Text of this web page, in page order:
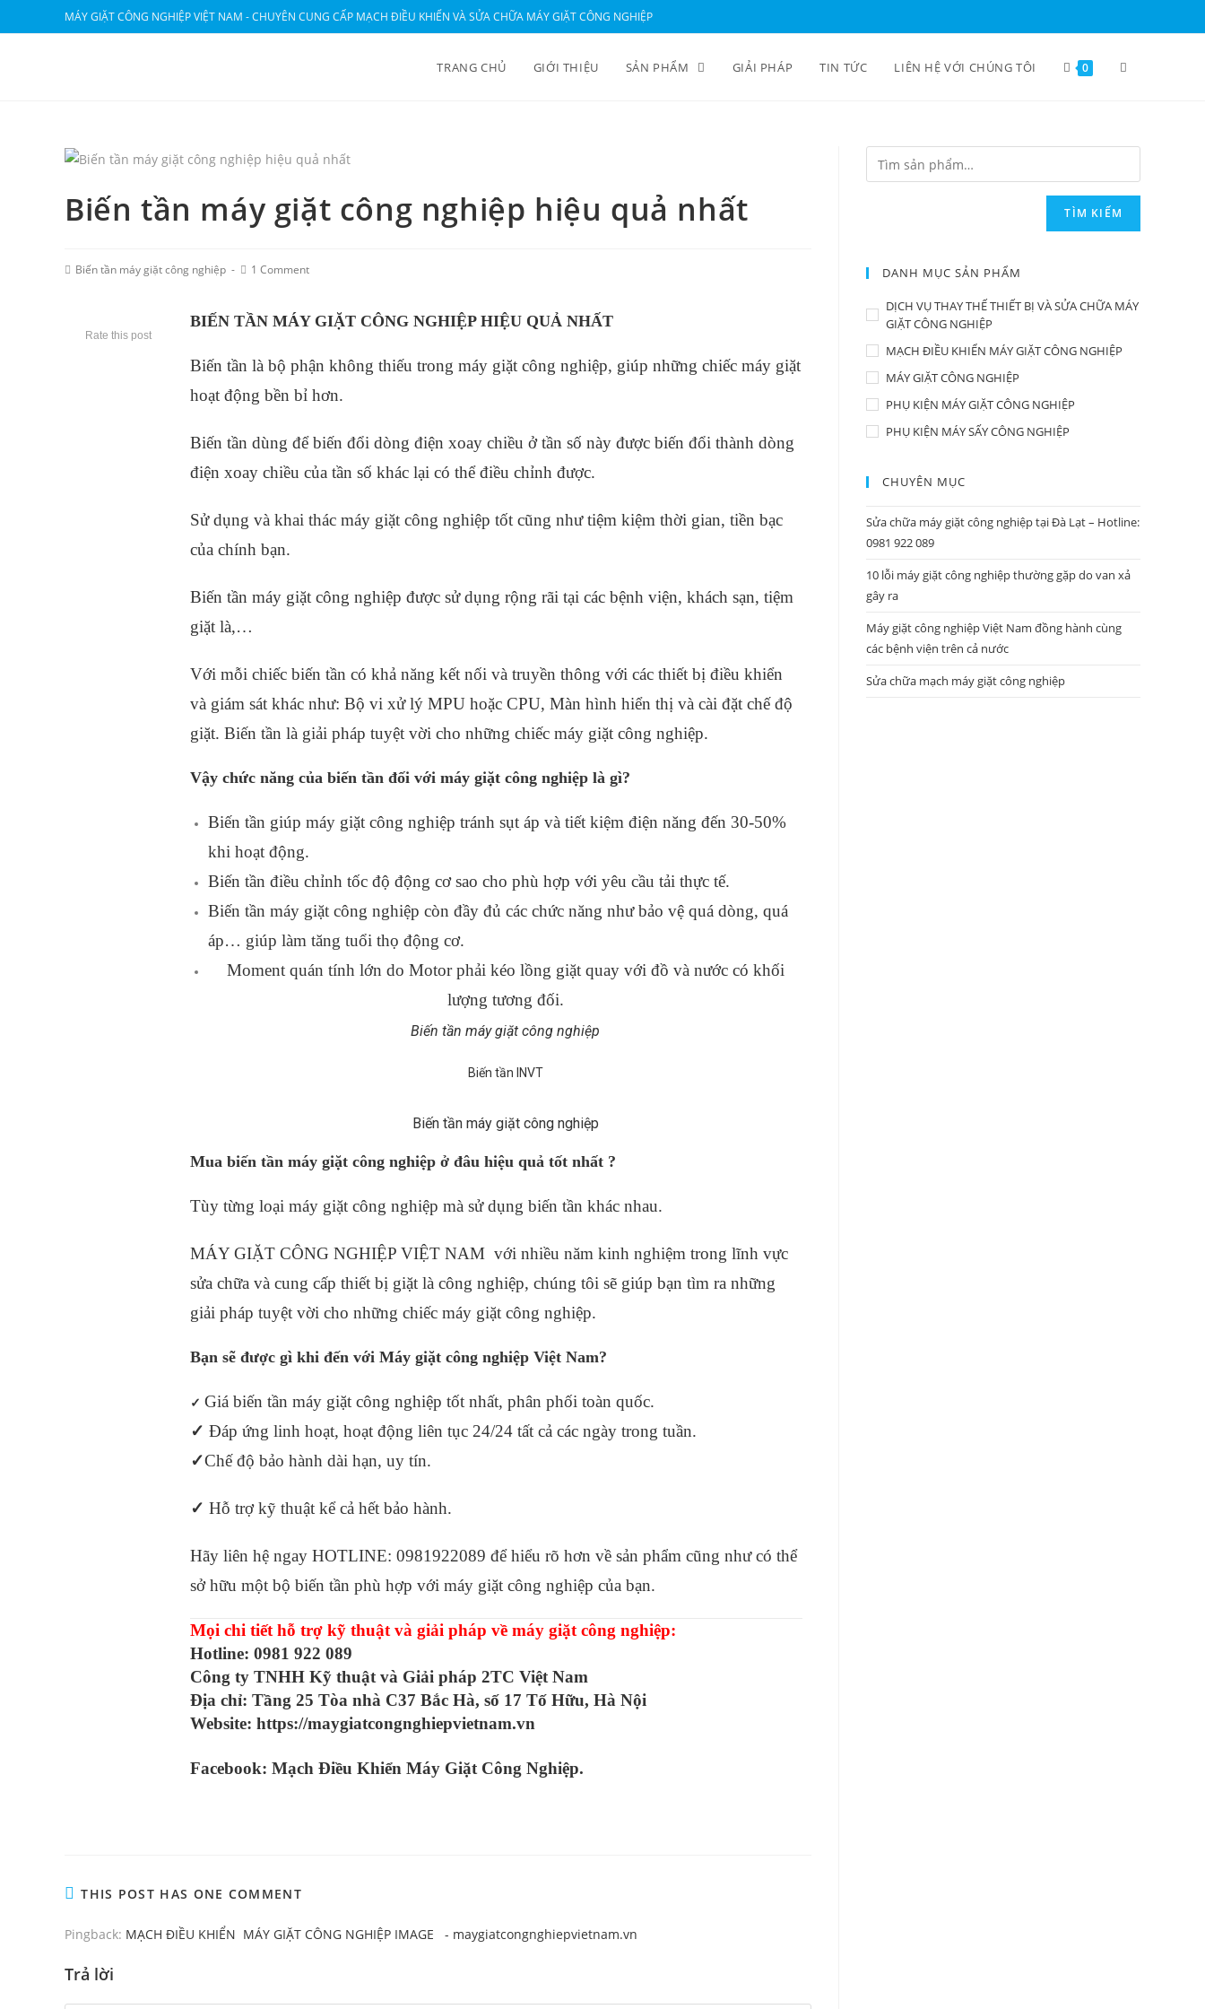
MÁY GIẶT CÔNG NGHIỆP VIỆT NAM - CHUYÊN CUNG CẤP MẠCH ĐIỀU KHIỂN VÀ SỬA CHỮA MÁY GIẶT CÔNG NGHIỆP
TRANG CHỦ GIỚI THIỆU SẢN PHẨM GIẢI PHÁP TIN TỨC LIÊN HỆ VỚI CHÚNG TÔI 0
Biến tần máy giặt công nghiệp hiệu quả nhất
Biến tần máy giặt công nghiệp 1 Comment
Rate this post
BIẾN TẦN MÁY GIẶT CÔNG NGHIỆP HIỆU QUẢ NHẤT
Biến tần là bộ phận không thiếu trong máy giặt công nghiệp, giúp những chiếc máy giặt
hoạt động bền bỉ hơn.
Biến tần dùng để biến đổi dòng điện xoay chiều ở tần số này được biến đổi thành dòng
điện xoay chiều của tần số khác lại có thể điều chỉnh được.
Sử dụng và khai thác máy giặt công nghiệp tốt cũng như tiệm kiệm thời gian, tiền bạc
của chính bạn.
Biến tần máy giặt công nghiệp được sử dụng rộng rãi tại các bệnh viện, khách sạn, tiệm
giặt là,…
Với mỗi chiếc biến tần có khả năng kết nối và truyền thông với các thiết bị điều khiển
và giám sát khác như: Bộ vi xử lý MPU hoặc CPU, Màn hình hiển thị và cài đặt chế độ
giặt. Biến tần là giải pháp tuyệt vời cho những chiếc máy giặt công nghiệp.
Vậy chức năng của biến tần đối với máy giặt công nghiệp là gì?
Biến tần giúp máy giặt công nghiệp tránh sụt áp và tiết kiệm điện năng đến 30-50%
khi hoạt động.
Biến tần điều chỉnh tốc độ động cơ sao cho phù hợp với yêu cầu tải thực tế.
Biến tần máy giặt công nghiệp còn đầy đủ các chức năng như bảo vệ quá dòng, quá
áp… giúp làm tăng tuổi thọ động cơ.
Moment quán tính lớn do Motor phải kéo lồng giặt quay với đồ và nước có khối
lượng tương đối.
Biến tần máy giặt công nghiệp
Biến tần INVT
Biến tần máy giặt công nghiệp
Mua biến tần máy giặt công nghiệp ở đâu hiệu quả tốt nhất ?
Tùy từng loại máy giặt công nghiệp mà sử dụng biến tần khác nhau.
MÁY GIẶT CÔNG NGHIỆP VIỆT NAM với nhiều năm kinh nghiệm trong lĩnh vực
sửa chữa và cung cấp thiết bị giặt là công nghiệp, chúng tôi sẽ giúp bạn tìm ra những
giải pháp tuyệt vời cho những chiếc máy giặt công nghiệp.
Bạn sẽ được gì khi đến với Máy giặt công nghiệp Việt Nam?
✓ Giá biến tần máy giặt công nghiệp tốt nhất, phân phối toàn quốc.
✓ Đáp ứng linh hoạt, hoạt động liên tục 24/24 tất cả các ngày trong tuần.
✓Chế độ bảo hành dài hạn, uy tín.
✓ Hỗ trợ kỹ thuật kể cả hết bảo hành.
Hãy liên hệ ngay HOTLINE: 0981922089 để hiểu rõ hơn về sản phẩm cũng như có thể
sở hữu một bộ biến tần phù hợp với máy giặt công nghiệp của bạn.
Mọi chi tiết hỗ trợ kỹ thuật và giải pháp về máy giặt công nghiệp:
Hotline: 0981 922 089
Công ty TNHH Kỹ thuật và Giải pháp 2TC Việt Nam
Địa chỉ: Tầng 25 Tòa nhà C37 Bắc Hà, số 17 Tố Hữu, Hà Nội
Website: https://maygiatcongnghiepvietnam.vn
Facebook: Mạch Điều Khiển Máy Giặt Công Nghiệp.
THIS POST HAS ONE COMMENT
Pingback: MẠCH ĐIỀU KHIỂN MÁY GIẶT CÔNG NGHIỆP IMAGE - maygiatcongnghiepvietnam.vn
Trả lời
TÌM KIẾM
DANH MỤC SẢN PHẨM
DỊCH VỤ THAY THẾ THIẾT BỊ VÀ SỬA CHỮA MÁY
GIẶT CÔNG NGHIỆP
MẠCH ĐIỀU KHIỂN MÁY GIẶT CÔNG NGHIỆP
MÁY GIẶT CÔNG NGHIỆP
PHỤ KIỆN MÁY GIẶT CÔNG NGHIỆP
PHỤ KIỆN MÁY SẤY CÔNG NGHIỆP
CHUYÊN MỤC
Sửa chữa máy giặt công nghiệp tại Đà Lạt – Hotline:
0981 922 089
10 lỗi máy giặt công nghiệp thường gặp do van xả
gây ra
Máy giặt công nghiệp Việt Nam đồng hành cùng
các bệnh viện trên cả nước
Sửa chữa mạch máy giặt công nghiệp